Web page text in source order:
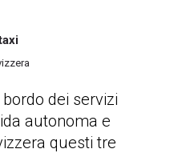
dei servizi
autonoma e
questi tre